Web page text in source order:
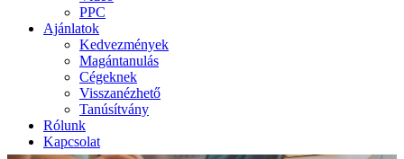
PPC
Ajánlatok
Kedvezmények
Magántanulás
Cégeknek
Visszanézhető
Tanúsítvány
Rólunk
Kapcsolat